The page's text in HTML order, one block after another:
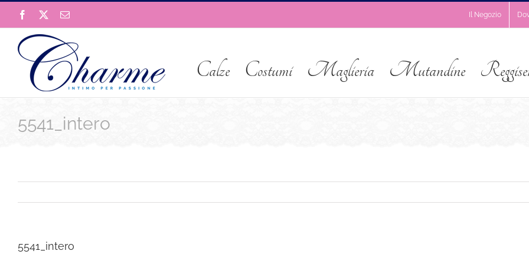
contenuto
Facebook Email Il Negozio
Calze Costumi Maglieria Mutandine
5541_intero
5541_intero